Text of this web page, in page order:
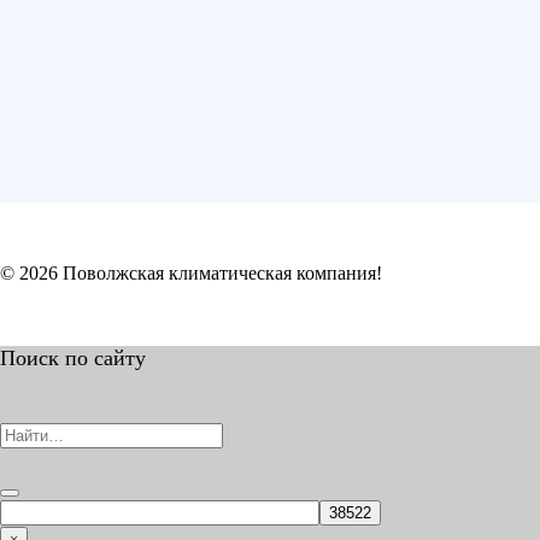
© 2026 Поволжская климатическая компания!
Поиск по сайту